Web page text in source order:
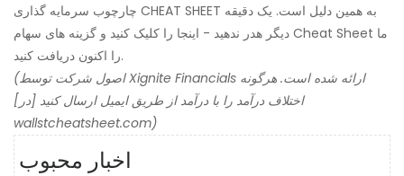
چارچوب سرمایه گذاری CHEAT SHEET به همین دلیل است. یک دقیقه
دیگر هدر ندهید - اینجا را کلیک کنید و گزینه های سهام Cheat Sheet ما
را اکنون دریافت کنید.
(اصول شرکت توسط Xignite Financials ارائه شده است. هرگونه
اختلاف درآمد را با درآمد از طریق ایمیل ارسال کنید [در]
wallstcheatsheet.com)
اخبار محبوب